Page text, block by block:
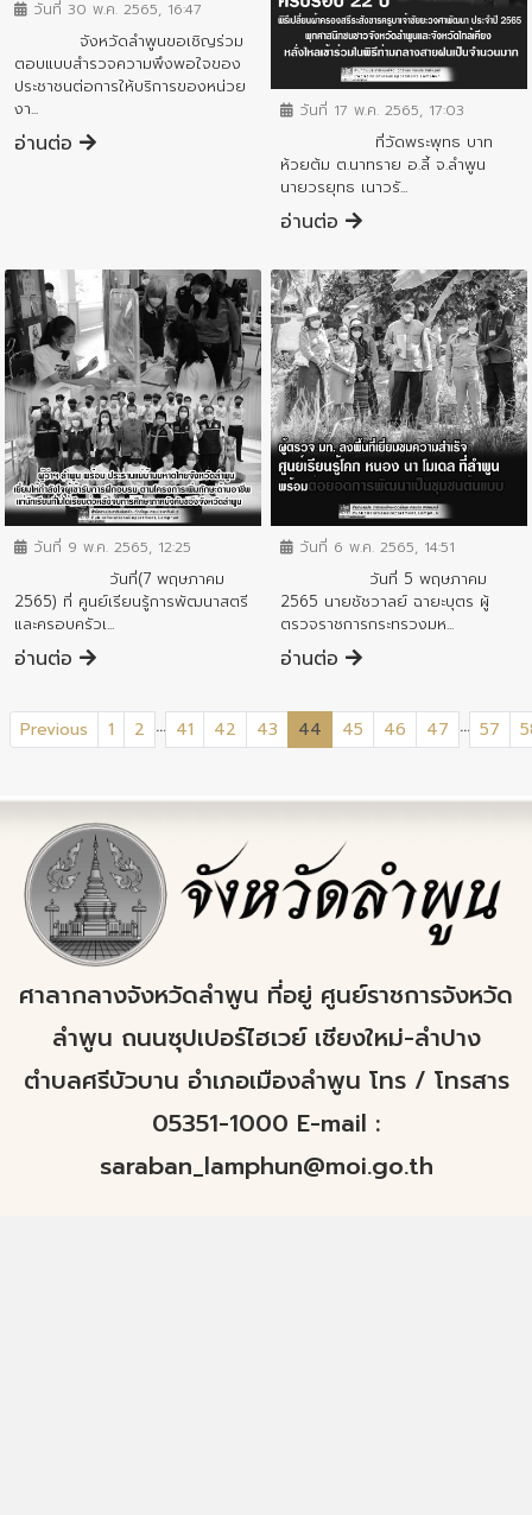
วันที่ 30 พ.ค. 2565, 16:47
จังหวัดลำพูนขอเชิญร่วม
ตอบแบบสำรวจความพึงพอใจของ
ประชาชนต่อการให้บริการของหน่วย
งา...
อ่านต่อ
ข่าวประชาสัมพันธ์
วันที่ 17 พ.ค. 2565, 17:03
ที่วัดพระพุทธ บาท
ห้วยต้ม ต.นาทราย อ.ลี้ จ.ลำพูน
นายวรยุทธ เนาวรั...
อ่านต่อ
ข่าวประชาสัมพันธ์
วันที่ 9 พ.ค. 2565, 12:25
วันที่(7 พฤษภาคม
2565) ที่ ศูนย์เรียนรู้การพัฒนาสตรี
และครอบครัวเ...
อ่านต่อ
วันที่ 6 พ.ค. 2565, 14:51
วันที่ 5 พฤษภาคม
2565 นายชัชวาลย์ ฉายะบุตร ผู้
ตรวจราชการกระทรวงมห...
อ่านต่อ
Previous 1 2 ... 41 42 43 44 (current)
45 46 47 ... 57
ศาลากลางจังหวัดลำพูน ที่อยู่ ศูนย์ราชการจังหวัด
ลำพูน ถนนซุปเปอร์ไฮเวย์ เชียงใหม่-ลำปาง
ตำบลศรีบัวบาน อำเภอเมืองลำพูน โทร / โทรสาร
05351-1000 E-mail :
saraban_lamphun@moi.go.th